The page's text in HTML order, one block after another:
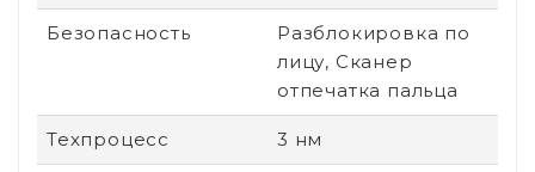
Безопасность
Разблокировка по
лицу, Сканер
отпечатка пальца
Техпроцесс 3 нм